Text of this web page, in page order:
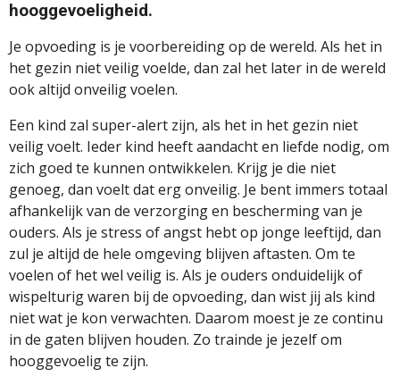
hooggevoeligheid.
Je opvoeding is je voorbereiding op de wereld. Als het in
het gezin niet veilig voelde, dan zal het later in de wereld
ook altijd onveilig voelen.
Een kind zal super-alert zijn, als het in het gezin niet
veilig voelt. Ieder kind heeft aandacht en liefde nodig, om
zich goed te kunnen ontwikkelen. Krijg je die niet
genoeg, dan voelt dat erg onveilig. Je bent immers totaal
afhankelijk van de verzorging en bescherming van je
ouders. Als je stress of angst hebt op jonge leeftijd, dan
zul je altijd de hele omgeving blijven aftasten. Om te
voelen of het wel veilig is. Als je ouders onduidelijk of
wispelturig waren bij de opvoeding, dan wist jij als kind
niet wat je kon verwachten. Daarom moest je ze continu
in de gaten blijven houden. Zo trainde je jezelf om
hooggevoelig te zijn.